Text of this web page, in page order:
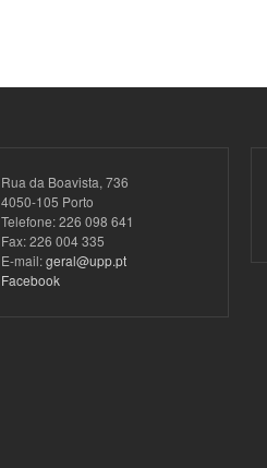
Rua da Boavista, 736
4050-105 Porto
Telefone: 226 098 641
Fax: 226 004 335
E-mail:geral@upp.pt
Facebook